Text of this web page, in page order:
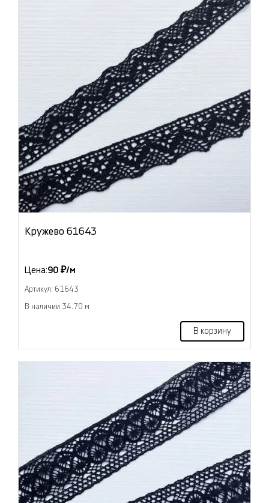
Кружево 61643
Цена:90 ₽/м
Артикул: 61643
В наличии 34.70 м
В корзину